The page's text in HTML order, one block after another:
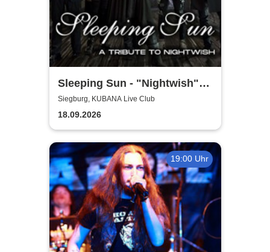
Sleeping Sun - "Nightwish"-
Tribute
Siegburg, KUBANA Live Club
18.09.2026
19:00 Uhr